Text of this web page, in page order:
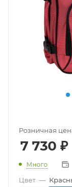
Розничная
7 730 ₽
Много
Цвет —